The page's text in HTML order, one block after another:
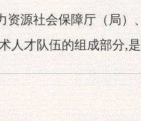
源社会保障厅（局
人才队伍的组成部分,